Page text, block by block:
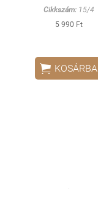
Cikkszám:15/4
5 990 Ft
 KOSÁRBA